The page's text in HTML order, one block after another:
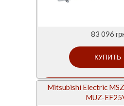
83 096
Mitsubishi Electric
MUZ-